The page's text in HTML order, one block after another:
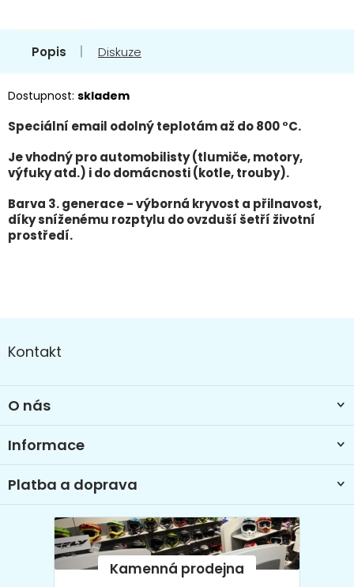
Popis Diskuze
Dostupnost: skladem
Speciální email odolný teplotám až do 800 °C.
Je vhodný pro automobilisty (tlumiče, motory,
výfuky atd.) i do domácnosti (kotle, trouby).
Barva 3. generace - výborná kryvost a přilnavost,
díky sníženému rozptylu do ovzduší šetří životní
prostředí.
á
pKontakt
O nás
Informace
Platba a doprava